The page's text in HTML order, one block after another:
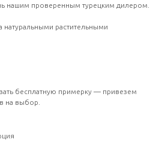
нашим проверенным турецким дилером.
растительными
бесплатную примерку — привезем
на выбор.